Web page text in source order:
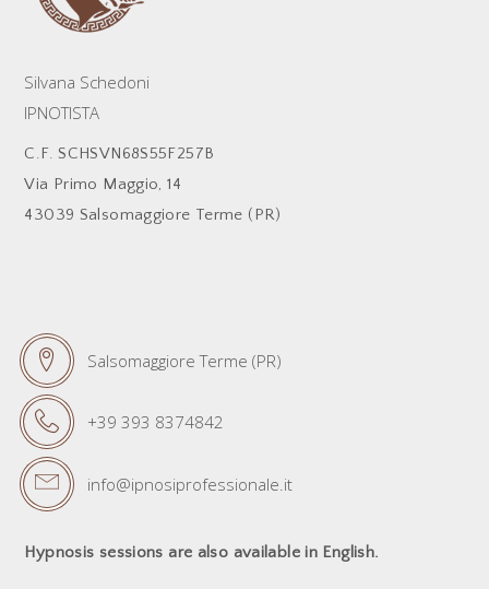
Silvana Schedoni
IPNOTISTA
C.F. SCHSVN68S55F257B
Via Primo Maggio, 14
43039 Salsomaggiore Terme (PR)
Salsomaggiore Terme (PR)
+39 393 8374842
info@ipnosiprofessionale.it
Hypnosis sessions are also available in English.